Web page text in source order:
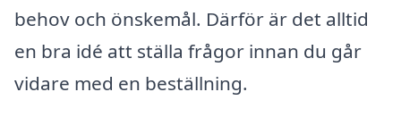
behov och önskemål. Därför är det alltid
en bra idé att ställa frågor innan du går
vidare med en beställning.